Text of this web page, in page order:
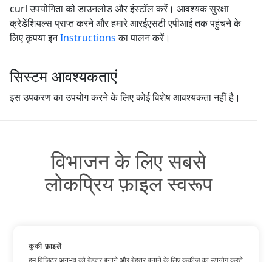
curl उपयोगिता को डाउनलोड और इंस्टॉल करें। आवश्यक सुरक्षा
क्रेडेंशियल्स प्राप्त करने और हमारे आरईएसटी एपीआई तक पहुंचने के
लिए कृपया इनInstructionsका पालन करें।
सिस्टम आवश्यकताएं
इस उपकरण का उपयोग करने के लिए कोई विशेष आवश्यकता नहीं है।
विभाजन के लिए सबसे
लोकप्रिय फ़ाइल स्वरूप
DOCX
कुकी फ़ाइलें
हम विज़िटर अनुभव को बेहतर बनाने और बेहतर बनाने के लिए कुकीज़ का उपयोग करते